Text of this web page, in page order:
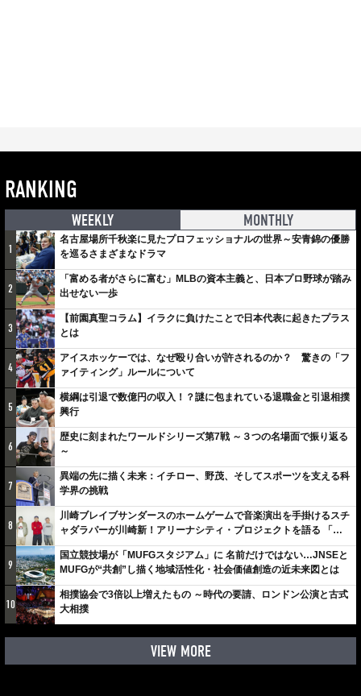
RANKING
WEEKLY MONTHLY
1
名古屋場所千秋楽に見たプロフェッショナルの世界～安青錦の優勝
を巡るさまざまなドラマ
2
「富める者がさらに富む」MLBの資本主義と、日本プロ野球が踏み
出せない一歩
3
【前園真聖コラム】イラクに負けたことで日本代表に起きたプラス
とは
4
アイスホッケーでは、なぜ殴り合いが許されるのか？ 驚きの「フ
ァイティング」ルールについて
5
横綱は引退で数億円の収入！？謎に包まれている退職金と引退相撲
興行
6
歴史に刻まれたワールドシリーズ第7戦 ～３つの名場面で振り返る
～
7
異端の先に描く未来：イチロー、野茂、そしてスポーツを支える科
学界の挑戦
8
川崎ブレイブサンダースのホームゲームで音楽演出を手掛けるスチ
ャダラパーが川崎新！アリーナシティ・プロジェクトを語る 「楽
しみでしかないでしょ。川崎は、ずっと成長曲線だから」
9
国立競技場が「MUFGスタジアム」に 名前だけではない…JNSEと
MUFGが“共創”し描く地域活性化・社会価値創造の近未来図とは
10
相撲協会で3倍以上増えたもの ～時代の要請、ロンドン公演と古式
大相撲
VIEW MORE